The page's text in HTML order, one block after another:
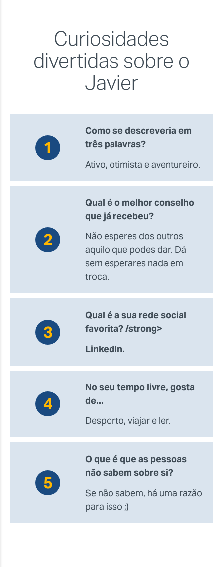
Curiosidades
divertidas sobre o
Javier
Como se descreveria em
três palavras?
Ativo, otimista e aventureiro.
Qual é o melhor conselho
que já recebeu?
Não esperes dos outros
aquilo que podes dar. Dá
sem esperares nada em
troca.
Qual é a sua rede social
favorita? /strong>
LinkedIn.
No seu tempo livre, gosta
de...
Desporto, viajar e ler.
O que é que as pessoas
não sabem sobre si?
Se não sabem, há uma razão
para isso ;)